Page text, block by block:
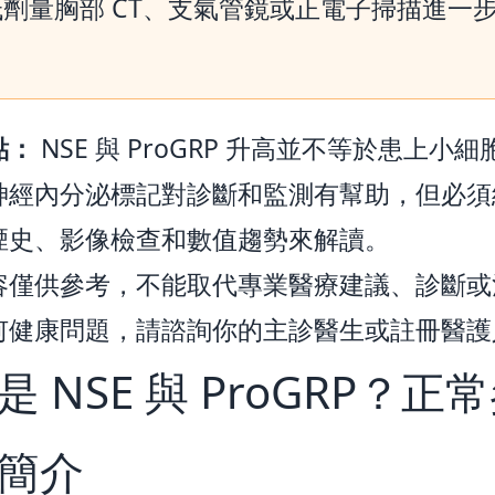
量胸部 CT、支氣管鏡或正電子掃描進一
NSE 與 ProGRP 升高並不等於患上小細
經內分泌標記對診斷和監測有幫助，但必
、影像檢查和數值趨勢來解讀。
僅供參考，不能取代專業醫療建議、診斷
健康問題，請諮詢你的主診醫生或註冊醫
NSE 與 ProGRP？正
介